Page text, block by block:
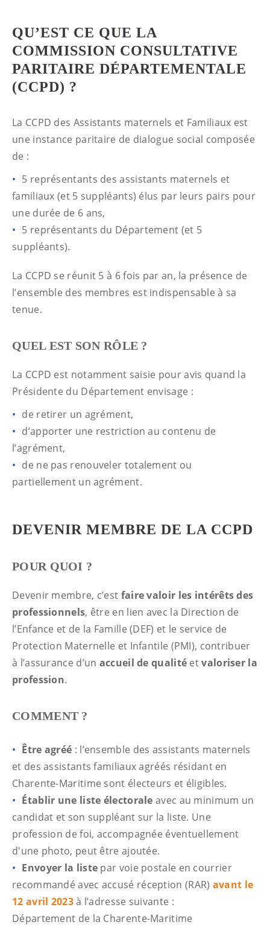
QU’EST CE QUE LA
COMMISSION CONSULTATIVE
PARITAIRE DÉPARTEMENTALE
(CCPD) ?
La CCPD des Assistants maternels et Familiaux est
une instance paritaire de dialogue social composée
de :
5 représentants des assistants maternels et
familiaux (et 5 suppléants) élus par leurs pairs pour
une durée de 6 ans,
5 représentants du Département (et 5
suppléants).
La CCPD se réunit 5 à 6 fois par an, la présence de
l’ensemble des membres est indispensable à sa
tenue.
QUEL EST SON RÔLE ?
La CCPD est notamment saisie pour avis quand la
Présidente du Département envisage :
de retirer un agrément,
d’apporter une restriction au contenu de
l’agrément,
de ne pas renouveler totalement ou
partiellement un agrément.
DEVENIR MEMBRE DE LA CCPD
POUR QUOI ?
Devenir membre, c’est faire valoir les intérêts des
professionnels, être en lien avec la Direction de
l’Enfance et de la Famille (DEF) et le service de
Protection Maternelle et Infantile (PMI), contribuer
à l’assurance d’un accueil de qualité etvaloriser la
profession.
COMMENT ?
Être agréé : l’ensemble des assistants maternels
et des assistants familiaux agréés résidant en
Charente-Maritime sont électeurs et éligibles.
Établir une liste électoraleavec au minimum un
candidat et son suppléant sur la liste. Une
profession de foi, accompagnée éventuellement
d'une photo, peut être ajoutée.
Envoyer la liste par voie postale en courrier
recommandé avec accusé réception (RAR) avant le
12 avril 2023à l’adresse suivante :
Département de la Charente-Maritime